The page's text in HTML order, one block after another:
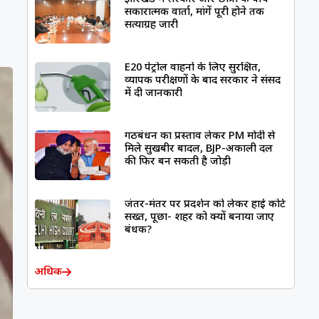
सकारात्मक वार्ता, मांगें पूरी होने तक
सत्याग्रह जारी
E20 पेट्रोल वाहनों के लिए सुरक्षित,
व्यापक परीक्षणों के बाद सरकार ने संसद
में दी जानकारी
गठबंधन का प्रस्ताव लेकर PM मोदी से
मिले सुखबीर बादल, BJP-अकाली दल
की फिर बन सकती है जोड़ी
जंतर-मंतर पर प्रदर्शन को लेकर हाई कोर्ट
सख्त, पूछा- शहर को क्यों बनाया जाए
बंधक?
अधिक